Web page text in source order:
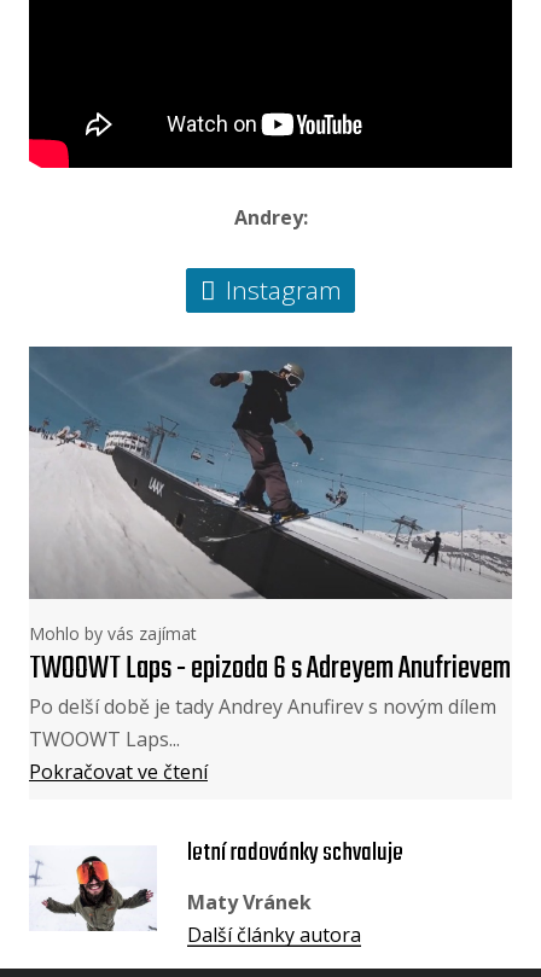
Andrey:
Instagram
Mohlo by vás zajímat
TWOOWT Laps - epizoda 6 s Adreyem Anufrievem
Po delší době je tady Andrey Anufirev s novým dílem
TWOOWT Laps...
Pokračovat ve čtení
letní radovánky schvaluje
Maty Vránek
Další články autora